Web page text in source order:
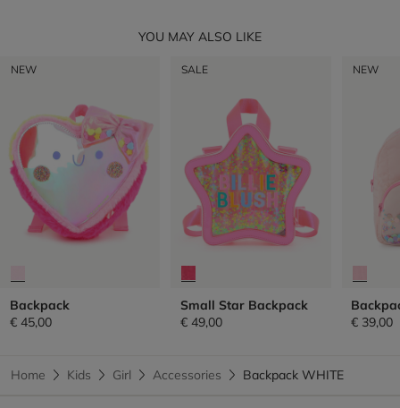
YOU MAY ALSO LIKE
NEW
Backpack
€ 45,00
SALE
Small Star Backpack
€ 49,00
NEW
€ 39,00
Home Kids Girl Accessories Backpack WHITE